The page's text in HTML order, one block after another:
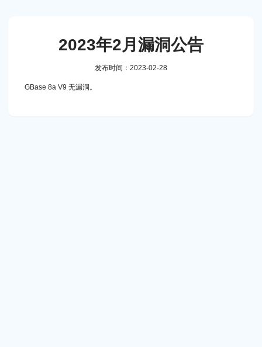
2023年2月漏洞公告
发布时间：2023-02-28
GBase 8a V9 无漏洞。